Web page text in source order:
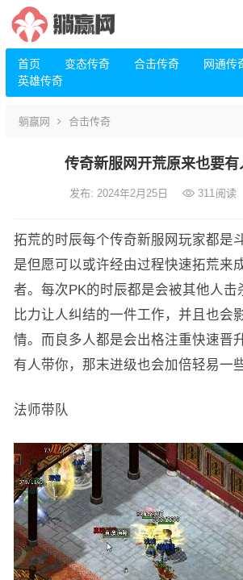
首页 变态传奇 合击传奇 网通传
英雄传奇
躺赢网 合击传奇
传奇新服网开荒原来也要有
发布: 2024年2月25日 311阅读
拓荒的时辰每个传奇新服网玩家都是
是但愿可以或许经由过程快速拓荒来
者。每次PK的时辰都是会被其他人击
比力让人纠结的一件工作，并且也会
情。而良多人都是会出格注重快速晋
有人带你，那末进级也会加倍轻易一些
法师带队